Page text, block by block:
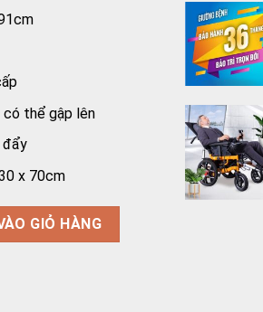
có thể gập lên
đẩy
x 70cm
ngồi vải lưới, có tay phanh số lượng
GIỎ HÀNG